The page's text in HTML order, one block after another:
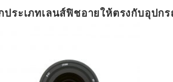
ประเภทเลนส์ฟิชอายให้ตรงกับอุป